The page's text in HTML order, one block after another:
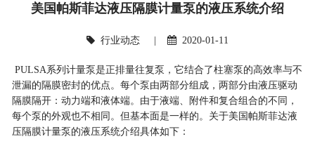
美国帕斯菲达液压隔膜计量泵的液压系统介绍
行业动态| 2020-01-11
PULSA系列计量泵是正排量往复泵，它结合了柱塞泵的高效率与不
泄漏的隔膜密封的优点。每个泵由两部分组成，两部分由液压驱动
隔膜隔开：动力端和液体端。由于液端、附件和复合组合的不同，
每个泵的外观也不相同。但基本面是一样的。关于美国帕斯菲达液
压隔膜计量泵的液压系统介绍具体如下：